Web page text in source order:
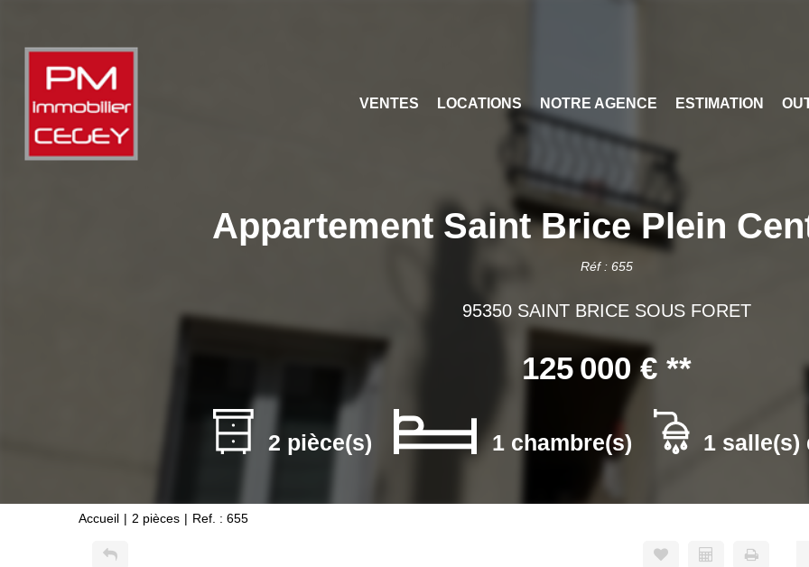
VENTES LOCATIONS NOTRE AGENCE ESTIMATION
Appartement Saint Brice Plein
Réf : 655
95350 SAINT BRICE SOUS FORET
125 000 € **
2 pièce(s) 1 chambre(s) 1 salle(s)
Accueil 2 pièces Ref. : 655